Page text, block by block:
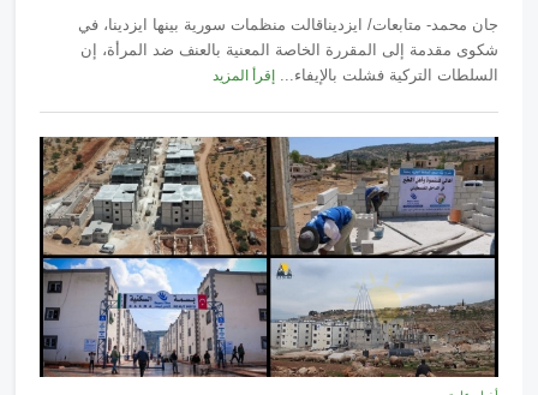
جان محمد- متابعات/ ايزديناقالت منظمات سورية بينها ايزدينا، في
شكوى مقدمة إلى المقررة الخاصة المعنية بالعنف ضد المرأة، إن
السلطات التركية فشلت بالإيفاء...
إقرأ المزيد